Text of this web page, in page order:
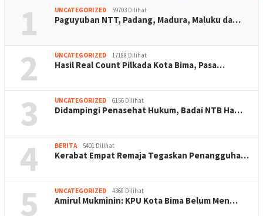
1 UNCATEGORIZED 59703 Dilihat
Paguyuban NTT, Padang, Madura, Maluku da…
2 UNCATEGORIZED 17188 Dilihat
Hasil Real Count Pilkada Kota Bima, Pasa…
3 UNCATEGORIZED 6156 Dilihat
Didampingi Penasehat Hukum, Badai NTB Ha…
4 BERITA 5401 Dilihat
Kerabat Empat Remaja Tegaskan Penangguha…
5 UNCATEGORIZED 4368 Dilihat
Amirul Mukminin: KPU Kota Bima Belum Men…